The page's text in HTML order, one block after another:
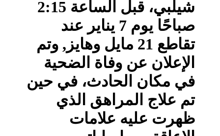
شيلبي، قبل الساعة 2:15
صباحًا يوم 7 يناير عند
تقاطع 21 مايل وهايز, وتم
الإعلان عن وفاة الضحية
في مكان الحادث، في حين
تم علاج المراهق الذي
ظهرت عليه علامات